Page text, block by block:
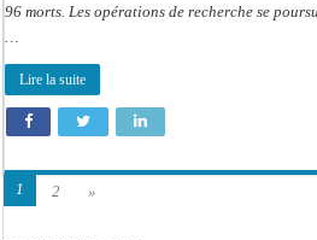
96 morts. Les opérations de recherche se
Lire la suite
1 2 »